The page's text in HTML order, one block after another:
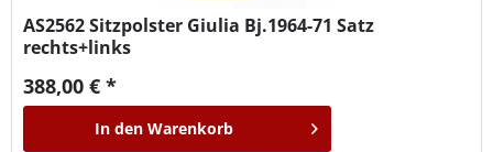
AS2562Sitzpolster Giulia Bj.1964-71 Satz
rechts+links
388,00 € *
In den Warenkorb